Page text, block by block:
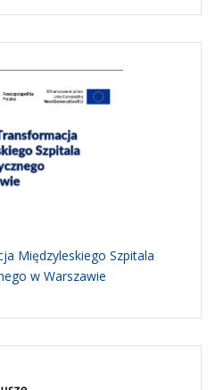
Międzyleskiego Szpitala
w Warszawie